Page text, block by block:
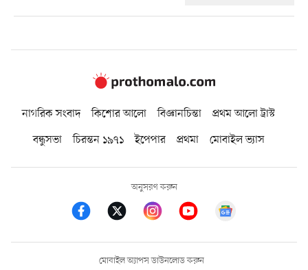
নাগরিক সংবাদ কিশোর আলো বিজ্ঞানচিন্তা
প্রথম আলো ট্রাস্ট
বন্ধুসভা
চিরন্তন ১৯৭১ ইপেপার প্রথমা মোবাইল ভ্যাস
অনুসরণ করুন
মোবাইল অ্যাপস ডাউনলোড করুন